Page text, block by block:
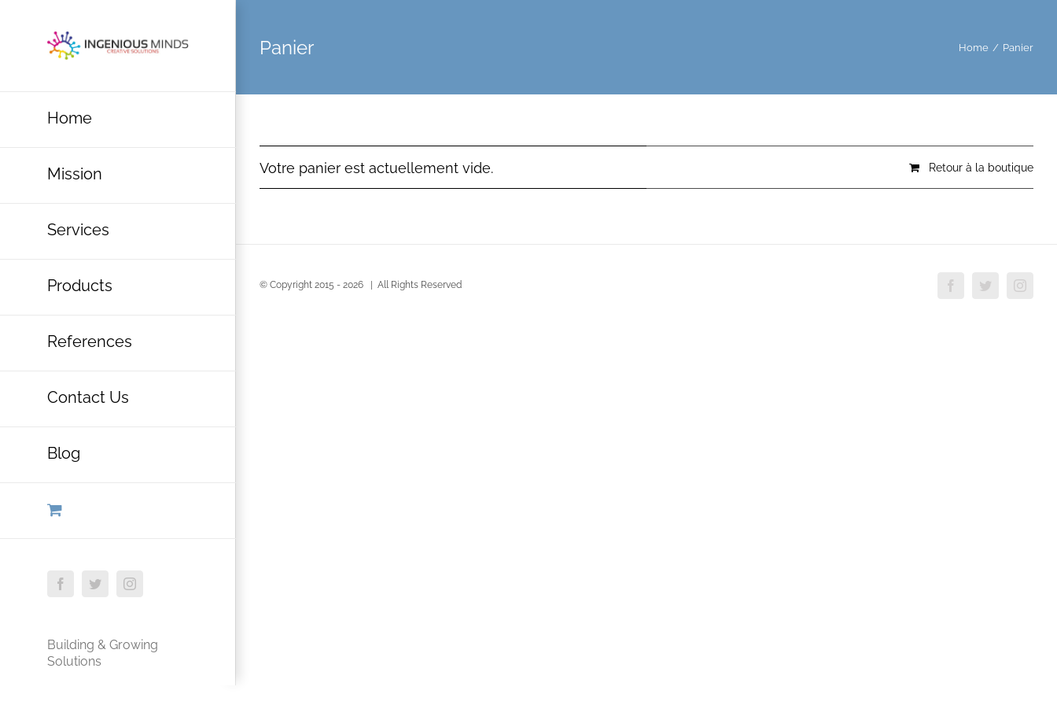
Home
Mission
Services
Products
References
Contact Us
Blog
FacebookTwitterInstagram
Building & Growing
Solutions
Panier Home / Panier
Votre panier est actuellement vide. Retour à la boutique
© Copyright 2015 - 2026 | All Rights Reserved FacebookTwitter